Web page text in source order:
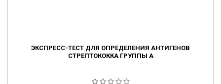
ЭКСПРЕСС-ТЕСТ ДЛЯ ОПРЕДЕЛЕНИЯ АНТИГЕНОВ
СТРЕПТОКОККА ГРУППЫ А